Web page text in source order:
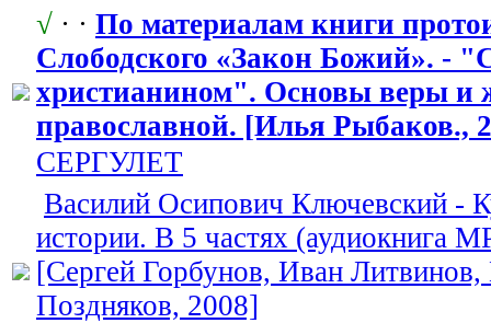
√ · · По материалам книги
Слободского «Закон Божий». -
христианином​". Основы веры и
православной​. [Илья Рыбаков.,
СЕРГУЛЕТ
Василий Осипович Ключевский -
истории. В 5 частях (аудиокнига
[Сергей Горбунов, Иван
Поздняков, 2008]